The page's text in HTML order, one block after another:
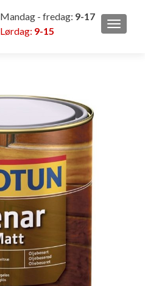
Mandag - fredag: 9-17
Lørdag: 9-15